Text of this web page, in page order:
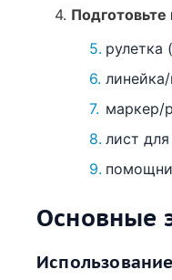
рулетка
маркер/
лист
Основные